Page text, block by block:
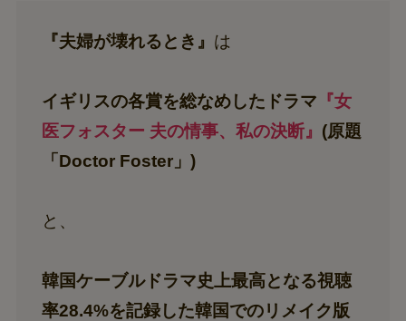
『夫婦が壊れるとき』 は
イギリスの各賞を総なめしたドラマ 『女
医フォスター 夫の情事、私の決断』 (原題
「Doctor Foster」)
と、
韓国ケーブルドラマ史上最高となる視聴
率28.4%を記録した韓国でのリメイク版